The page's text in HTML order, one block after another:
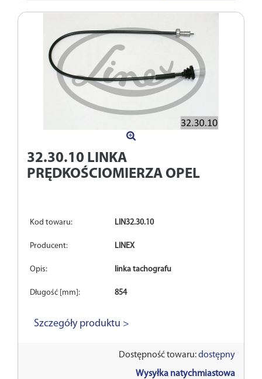
32.30.10 LINKA
PRĘDKOŚCIOMIERZA OPEL
Kod towaru: LIN32.30.10
Producent: LINEX
Opis: linka tachografu
Długość [mm]: 854
Szczegóły produktu >
Dostępność towaru:dostępny
Wysyłka natychmiastowa